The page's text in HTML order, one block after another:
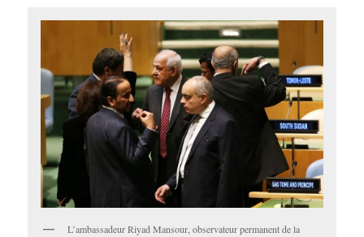
L’ambassadeur Riyad Mansour, observateur permanent de la